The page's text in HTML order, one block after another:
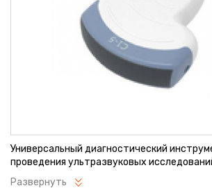
Универсальный диагностический
проведения ультразвуковых
сложности. Обеспечивает четкую
поверхностных, так и глубоко
Развернуть